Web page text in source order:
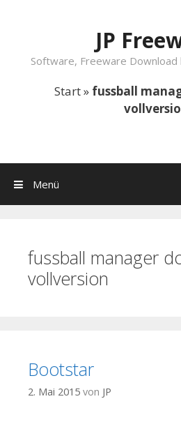
JP
Software, Freeware Download
Start» fussball
Menü
fussball manager
vollversion
Bootstar
2. Mai 2015 von JP